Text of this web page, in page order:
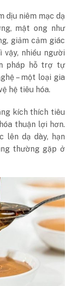
dịu niêm mạc dạ
mật ong như
giảm cảm giác
vậy, nhiều người
pháp hỗ trợ tự
– một loại gia
hệ tiêu hóa.
kích thích tiêu
thuận lợi hơn.
lên dạ dày, hạn
thường gặp ở